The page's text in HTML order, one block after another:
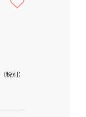
（税別）